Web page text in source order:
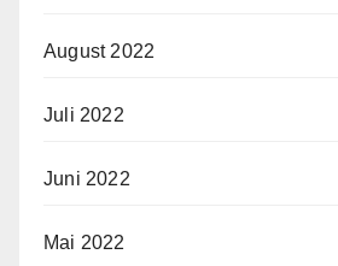
August 2022
Juli 2022
Juni 2022
Mai 2022